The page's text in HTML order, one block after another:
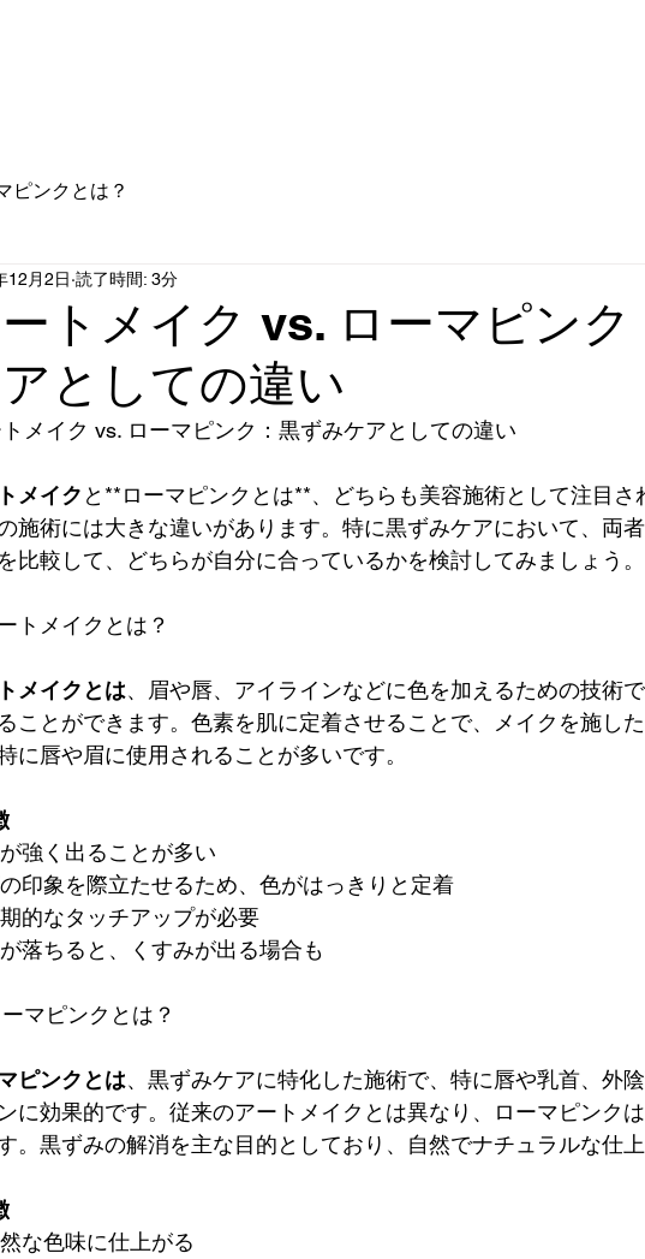
ピンクとは？
トメイク vs. ローマピンク
としての違い
12月2日 読了時間: 3分
メイク vs. ローマピンク：黒ずみケアとしての違い
メイク と**ローマピンクとは**、どちらも美容施術として注目
施術には大きな違いがあります。特に黒ずみケアにおいて、両
比較して、どちらが自分に合っているかを検討してみましょう。
トメイクとは？
メイクとは、眉や唇、アイラインなどに色を加えるための技術
ことができます。色素を肌に定着させることで、メイクを施し
に唇や眉に使用されることが多いです。
強く出ることが多い
印象を際立たせるため、色がはっきりと定着
的なタッチアップが必要
落ちると、くすみが出る場合も
マピンクとは？
ピンクとは、黒ずみケアに特化した施術で、特に唇や乳首、外
に効果的です。従来のアートメイクとは異なり、ローマピンク
。黒ずみの解消を主な目的としており、自然でナチュラルな仕上
な色味に仕上がる